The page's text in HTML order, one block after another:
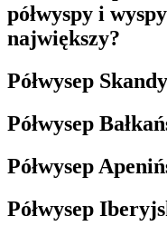
półwyspy i
największy?
Półwysep
Półwysep
Półwysep
Półwysep